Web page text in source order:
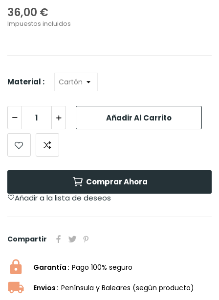
36,00 €
Impuestos incluidos
Material :
Añadir Al Carrito
Comprar Ahora
Añadir a la lista de deseos
Compartir
Garantía Pago 100% seguro
Envios Península y Baleares (según producto)